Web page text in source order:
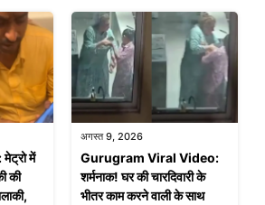
में
की
अगस्त 9, 2026
Gurugram Viral Video:
शर्मनाक! घर की चारदिवारी के
भीतर काम करने वाली के साथ